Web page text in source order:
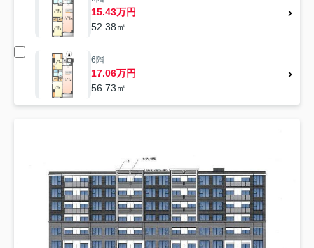
15.43万円
52.38㎡
6階
17.06万円
56.73㎡